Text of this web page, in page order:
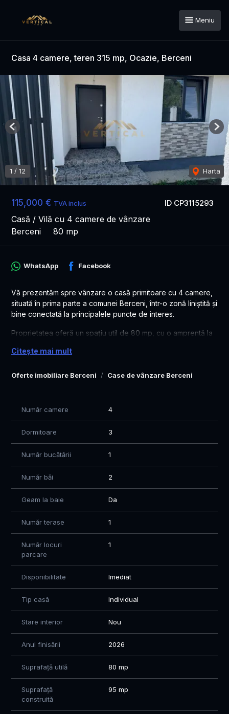
Meniu
Casa 4 camere, teren 315 mp, Ocazie, Berceni
ID CP3115293
115,000 € TVA inclus
Casă / Vilă cu 4 camere de vânzare
Berceni
80 mp
1 / 12 Harta
Previous
Oferte imobiliare Berceni Case de vânzare Berceni
WhatsApp Facebook
Vă prezentăm spre vânzare o casă primitoare cu 4 camere,
situată în prima parte a comunei Berceni, într-o zonă liniștită și
bine conectată la principalele puncte de interes.
Proprietatea oferă un spațiu util de 80 mp, cu o amprentă la
grădină, loc de joacă sau o zonă de relaxare în aer liber.
Casa este construită cu atenție la detalii și vine dotată cu
sistem de încălzire în pardoseală, care asigură eficiență și o
Compartimentarea este practică și luminoasă, oferind spațiu
suficient pentru o familie care își dorește un cămin modern, în
apropierea orașului, dar într-un mediu liniștit.
Pentru mai multe informații sau pentru programarea unei
vizionări, vă stăm la dispoziție.
Citește mai mult
Număr camere 4
Dormitoare 3
Număr bucătării 1
Număr băi 2
Geam la baie Da
Număr terase 1
Număr locuri
parcare
1
Disponibilitate Imediat
Tip casă Individual
Stare interior Nou
Anul finisării 2026
Suprafață utilă 80 mp
Suprafață
construită
95 mp